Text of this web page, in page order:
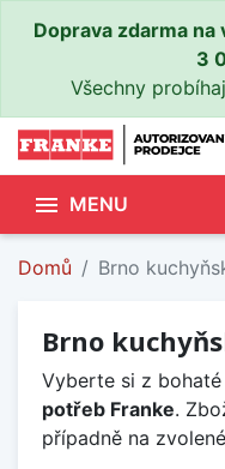
Doprava zdarma
3
Všechny
 MENU
Domů Brno
Brno
Vyberte si z
potřeb Franke.
případně na